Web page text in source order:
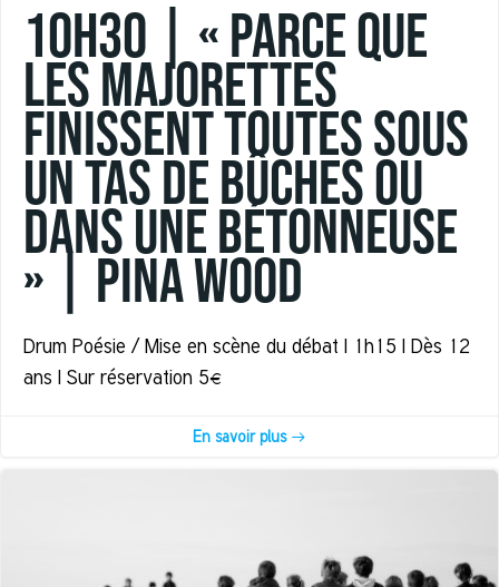
10h30 | « PARCE QUE
LES MAJORETTES
FINISSENT TOUTES SOUS
UN TAS DE BÛCHES OU
DANS UNE BÉTONNEUSE
» | Pina Wood
Drum Poésie / Mise en scène du débat | 1h15 | Dès 12
ans | Sur réservation 5€
En savoir plus